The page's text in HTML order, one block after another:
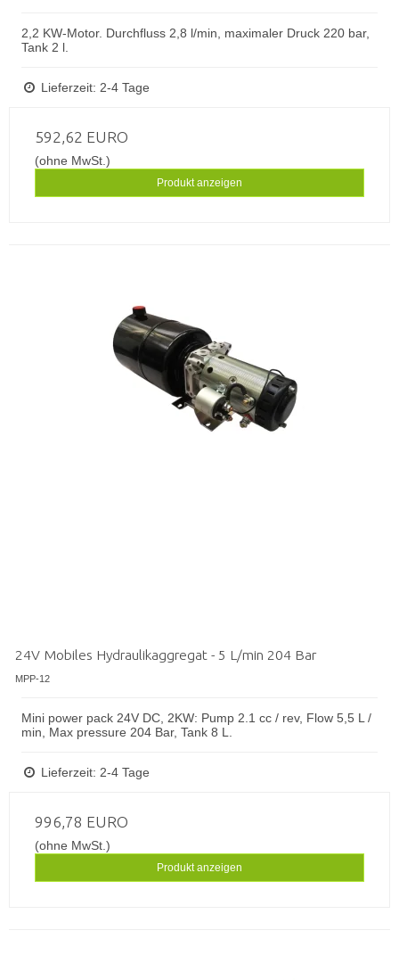
2,2 KW-Motor. Durchfluss 2,8 l/min, maximaler Druck 220 bar,
Tank 2 l.
Lieferzeit: 2-4 Tage
592,62 EURO
(ohne MwSt.)
Produkt anzeigen
24V Mobiles Hydraulikaggregat - 5 L/min 204 Bar
MPP-12
Mini power pack 24V DC, 2KW: Pump 2.1 cc / rev, Flow 5,5 L /
min, Max pressure 204 Bar, Tank 8 L.
Lieferzeit: 2-4 Tage
996,78 EURO
(ohne MwSt.)
Produkt anzeigen